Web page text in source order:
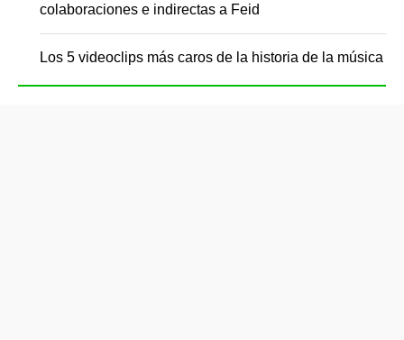
colaboraciones e indirectas a Feid
Los 5 videoclips más caros de la historia de la música